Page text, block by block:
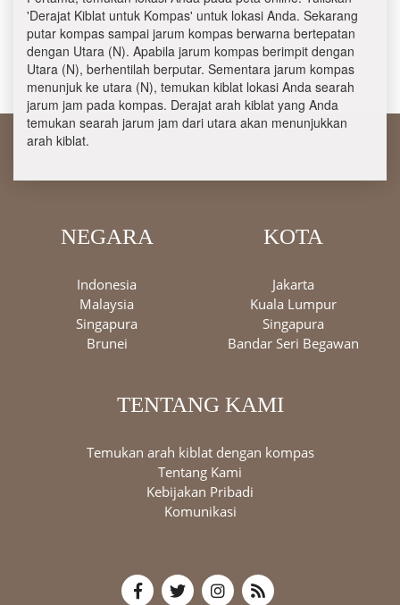
'Derajat Kiblat untuk Kompas' untuk lokasi Anda. Sekarang
putar kompas sampai jarum kompas berwarna bertepatan
dengan Utara (N). Apabila jarum kompas berimpit dengan
Utara (N), berhentilah berputar. Sementara jarum kompas
menunjuk ke utara (N), temukan kiblat lokasi Anda searah
jarum jam pada kompas. Derajat arah kiblat yang Anda
temukan searah jarum jam dari utara akan menunjukkan
arah kiblat.
NEGARA
Indonesia
Malaysia
Singapura
Brunei
KOTA
Jakarta
Kuala Lumpur
Singapura
Bandar Seri Begawan
TENTANG KAMI
Temukan arah kiblat dengan kompas
Tentang Kami
Kebijakan Pribadi
Komunikasi